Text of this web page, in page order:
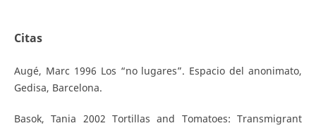
Citas
Augé, Marc 1996 Los “no lugares”. Espacio del anonimato,
Gedisa, Barcelona.
Basok, Tania 2002 Tortillas and Tomatoes: Transmigrant